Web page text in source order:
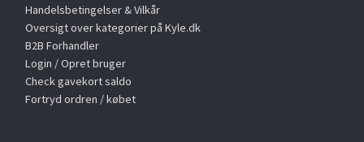
Handelsbetingelser & Vilkår
Oversigt over kategorier på Kyle.dk
B2B Forhandler
Login / Opret bruger
Check gavekort saldo
Fortryd ordren / købet